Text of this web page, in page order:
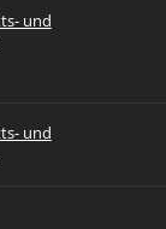
und
und